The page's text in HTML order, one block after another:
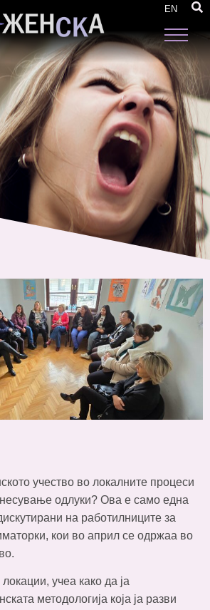
EN
Прилеп
учество во локалните процеси
одлуки? Ова е само една
на работилниците за
кои во април се одржаа во
учеа како да ја
методологија која ја разви